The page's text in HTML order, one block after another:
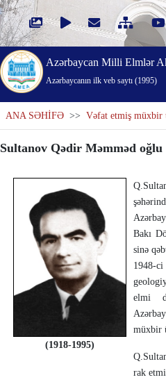
Azərbaycan Milli Elmlər
Azərbaycanın ilk veb saytı (1995)
ANA SƏHİFƏ >> Vəfat etmiş müxbir
Sultanov Qədir Məmməd oğlu
Bakı
sinə
1948-
elmi
müxbir
rak
(1918-1995)